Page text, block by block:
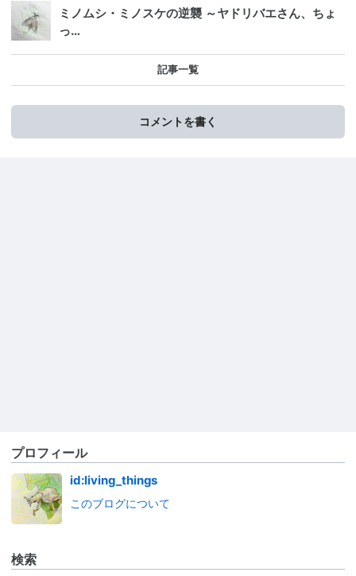
ミノムシ・ミノスケの逆襲 ～ヤドリバエさん、ちょ
っ…
記事一覧
コメントを書く
プロフィール
id:living_things
このブログについて
検索